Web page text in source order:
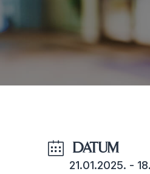
DATUM
21.01.2025. -